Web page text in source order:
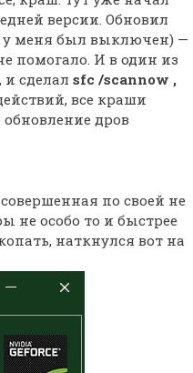
версии. Обновил
у меня был выключен) —
помогало. И в один из
сделал sfc /scannow ,
все краши
дров
по своей не
не особо то и быстрее
наткнулся вот на